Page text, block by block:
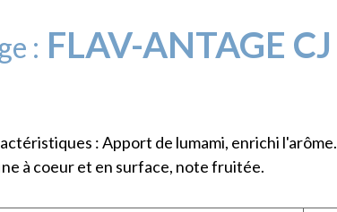
: FLAV-ANTAGE CJ
: Apport de lumami, enrichi l'arôme.
à coeur et en surface, note fruitée.